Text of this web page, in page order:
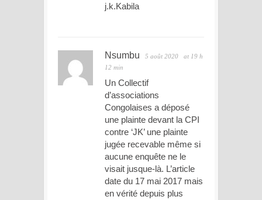
j.k.Kabila
Nsumbu 5 août 2020
at 19 h
12 min
Un Collectif
d’associations
Congolaises a déposé
une plainte devant la CPI
contre ‘JK’ une plainte
jugée recevable même si
aucune enquête ne le
visait jusque-là. L’article
date du 17 mai 2017 mais
en vérité depuis plus